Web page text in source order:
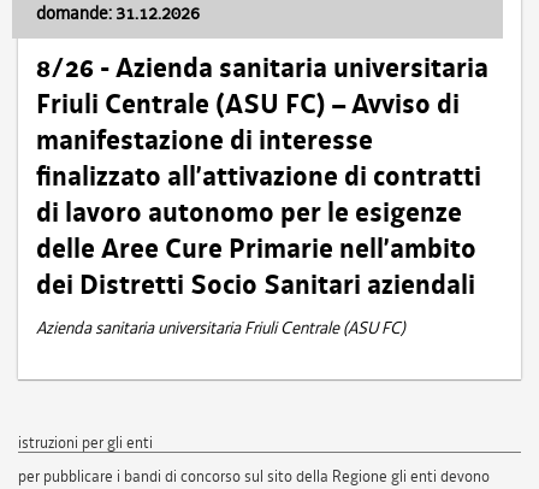
domande: 31.12.2026
8/26 - Azienda sanitaria universitaria
Friuli Centrale (ASU FC) – Avviso di
manifestazione di interesse
finalizzato all’attivazione di contratti
di lavoro autonomo per le esigenze
delle Aree Cure Primarie nell’ambito
dei Distretti Socio Sanitari aziendali
Azienda sanitaria universitaria Friuli Centrale (ASU FC)
istruzioni per gli enti
per pubblicare i bandi di concorso sul sito della Regione gli enti devono